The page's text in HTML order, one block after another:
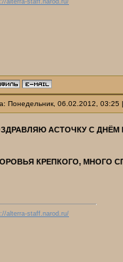
alterra-staff.narod.ru/
Понедельник, 06.02.2012,
АСТОЧКУ С ДНЁМ
КРЕПКОГО, МНОГО
alterra-staff.narod.ru/